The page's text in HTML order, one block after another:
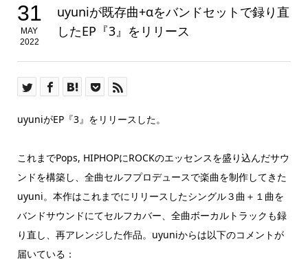
31
MAY
2022
uyuniが既存曲+αをバンドセットで録り直
したEP『3』をリリース
uyuniがEP『3』をリリースした。
これまでPops, HIPHOPにROCKのエッセンスを盛り込んだサウ
ンドを構築し、全曲セルフプロデュースで楽曲を制作してきた
uyuni。本作はこれまでにリリースしたシングル３曲＋１曲を
バンドサウンドにてセルフカバー、全曲ボーカルトラックも録
り直し、再アレンジした作品。uyuniからは以下のコメントが
届いている：